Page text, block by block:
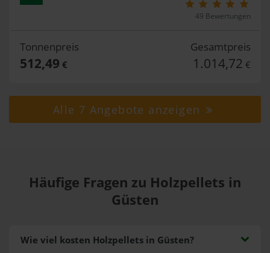
49 Bewertungen
Tonnenpreis
512,49 €
Gesamtpreis
1.014,72 €
Alle 7 Angebote anzeigen
Häufige Fragen zu Holzpellets in
Güsten
Wie viel kosten Holzpellets in Güsten?